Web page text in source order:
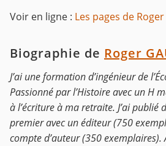
Voir en ligne : Les pages de
Biographie de Roger
J’ai une formation d’ingénieur de
Passionné par l’Histoire avec un H
à l’écriture à ma retraite. J’ai publié
premier avec un éditeur (750
compte d’auteur (350 exemplaires).